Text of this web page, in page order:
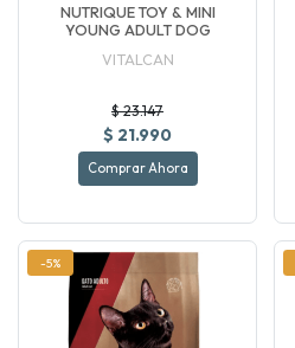
NUTRIQUE TOY & MINI
YOUNG ADULT DOG
VITALCAN
$ 23.147
$ 21.990
Comprar Ahora
-5%